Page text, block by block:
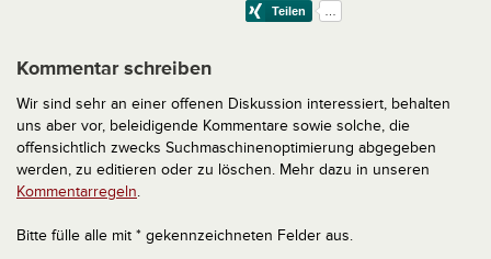
Kommentar schreiben
Wir sind sehr an einer offenen Diskussion interessiert, behalten
uns aber vor, beleidigende Kommentare sowie solche, die
offensichtlich zwecks Suchmaschinenoptimierung abgegeben
werden, zu editieren oder zu löschen. Mehr dazu in unseren
Kommentarregeln.
Bitte fülle alle mit * gekennzeichneten Felder aus.